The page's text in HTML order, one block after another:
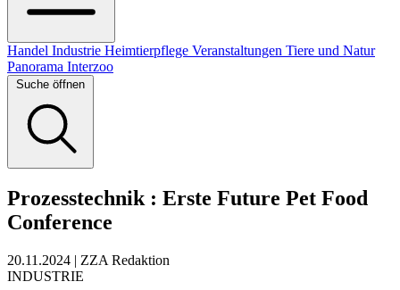
Handel Industrie Heimtierpflege Veranstaltungen Tiere und Natur
Panorama Interzoo
Suche öffnen
Prozesstechnik : Erste Future Pet Food
Conference
20.11.2024 | ZZA Redaktion
INDUSTRIE